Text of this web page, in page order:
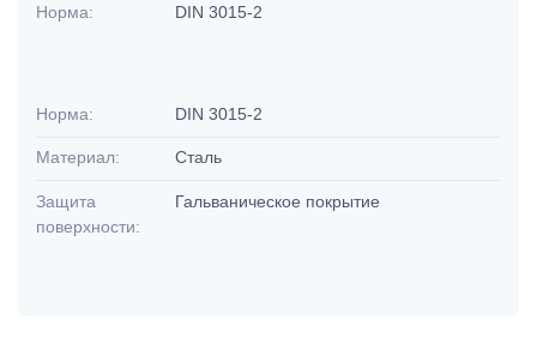
Норма: DIN 3015-2
Норма: DIN 3015-2
Материал: Сталь
Защита
поверхности:
Гальваническое покрытие